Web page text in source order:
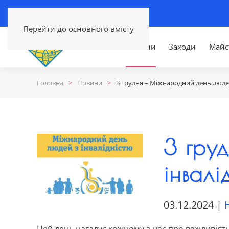
Перейти до основного вмісту
Новини Заходи
Головна Новини 3 грудня – Міжнародний день
3
03.12.2024 |